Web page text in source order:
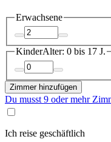
Erwachsene
KinderAlter: 0 bis 17 J.
Zimmer hinzufügen
Du musst 9 oder mehr
Ich reise geschäftlich